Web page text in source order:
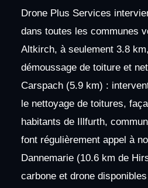
Drone Plus Services
dans toutes les communes
Altkirch, à seulement 3.8
démoussage de toiture et
Carspach (5.9 km) :
le nettoyage de toitures,
habitants de Illfurth,
font régulièrement appel à
Dannemarie (10.6 km de
carbone et drone